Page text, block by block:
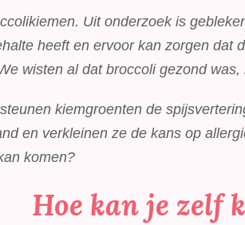
Uit onderzoek is
heeft en ervoor kan zorgen dat
wisten al dat broccoli gezond
kiemgroenten de
en verkleinen ze de kans op
komen?
Hoe kan je zelf